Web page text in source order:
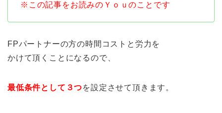
※この記事をお読みのＹｏｕのことです
FPパートナーの方の時間コストと労力を
かけて頂くことになるので、
最低条件として３つを設定させて頂きます。